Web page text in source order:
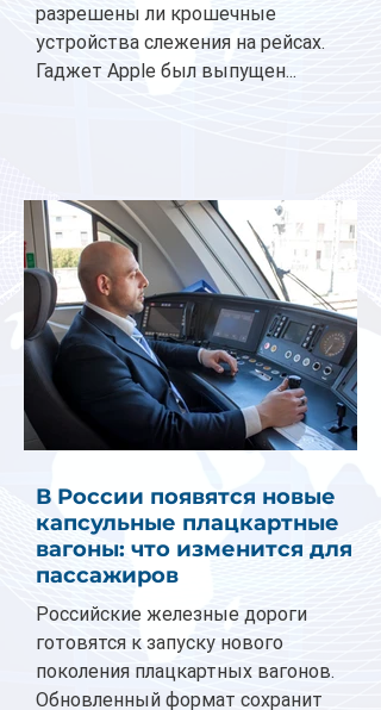
разрешены ли крошечные
устройства слежения на рейсах.
Гаджет Apple был выпущен...
В России появятся новые
капсульные плацкартные
вагоны: что изменится для
пассажиров
Российские железные дороги
готовятся к запуску нового
поколения плацкартных вагонов.
Обновленный формат сохранит